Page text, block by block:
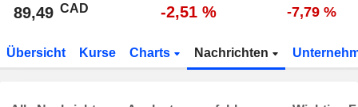
89,49 CAD -2,51 % -7,79 %
Übersicht Kurse Charts Nachrichten